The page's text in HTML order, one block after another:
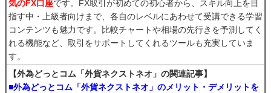
気のFX口座です。FX取引が初めての初心者から、スキル向上を目
指す中・上級者向けまで、各自のレベルにあわせて受講できる学習
コンテンツも魅力です。比較チャートや相場の先行きを予測してく
れる機能など、取引をサポートしてくれるツールも充実していま
す。
【外為どっとコム「外貨ネクストネオ」の関連記事】
■外為どっとコム「外貨ネクストネオ」のメリット・デメリットを